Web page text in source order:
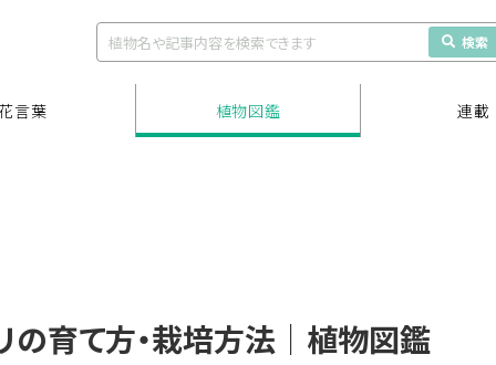
検索
言葉 植物図鑑 連載
の育て方・栽培方法｜植物図鑑